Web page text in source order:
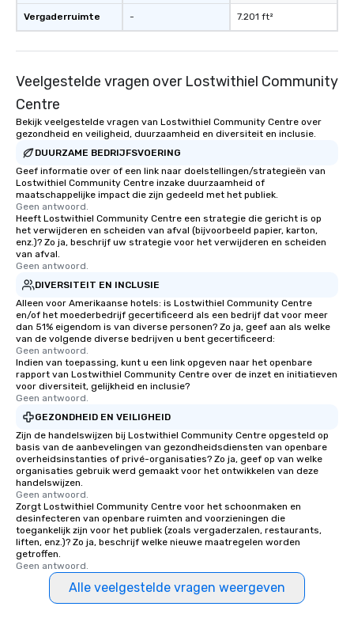
Vergaderruimte - 7.201 ft²
Veelgestelde vragen over Lostwithiel Community
Centre
Bekijk veelgestelde vragen van Lostwithiel Community Centre over
gezondheid en veiligheid, duurzaamheid en diversiteit en inclusie.
DUURZAME BEDRIJFSVOERING
Geef informatie over of een link naar doelstellingen/strategieën van
Lostwithiel Community Centre inzake duurzaamheid of
maatschappelijke impact die zijn gedeeld met het publiek.
Geen antwoord.
Heeft Lostwithiel Community Centre een strategie die gericht is op
het verwijderen en scheiden van afval (bijvoorbeeld papier, karton,
enz.)? Zo ja, beschrijf uw strategie voor het verwijderen en scheiden
van afval.
Geen antwoord.
DIVERSITEIT EN INCLUSIE
Alleen voor Amerikaanse hotels: is Lostwithiel Community Centre
en/of het moederbedrijf gecertificeerd als een bedrijf dat voor meer
dan 51% eigendom is van diverse personen? Zo ja, geef aan als welke
van de volgende diverse bedrijven u bent gecertificeerd:
Geen antwoord.
Indien van toepassing, kunt u een link opgeven naar het openbare
rapport van Lostwithiel Community Centre over de inzet en initiatieven
voor diversiteit, gelijkheid en inclusie?
Geen antwoord.
GEZONDHEID EN VEILIGHEID
Zijn de handelswijzen bij Lostwithiel Community Centre opgesteld op
basis van de aanbevelingen van gezondheidsdiensten van openbare
overheidsinstanties of privé-organisaties? Zo ja, geef op van welke
organisaties gebruik werd gemaakt voor het ontwikkelen van deze
handelswijzen.
Geen antwoord.
Zorgt Lostwithiel Community Centre voor het schoonmaken en
desinfecteren van openbare ruimten and voorzieningen die
toegankelijk zijn voor het publiek (zoals vergaderzalen, restaurants,
liften, enz.)? Zo ja, beschrijf welke nieuwe maatregelen worden
getroffen.
Geen antwoord.
Alle veelgestelde vragen weergeven